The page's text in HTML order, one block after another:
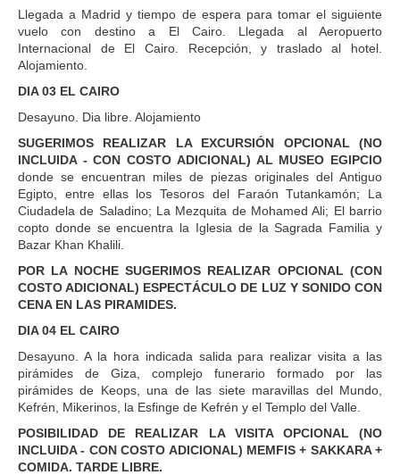
Llegada a Madrid y tiempo de espera para tomar el siguiente
vuelo con destino a El Cairo. Llegada al Aeropuerto
Internacional de El Cairo. Recepción, y traslado al hotel.
Alojamiento.
DIA 03 EL CAIRO
Desayuno. Dia libre. Alojamiento
SUGERIMOS REALIZAR LA EXCURSIÓN OPCIONAL (NO
INCLUIDA - CON COSTO ADICIONAL) AL MUSEO EGIPCIO
donde se encuentran miles de piezas originales del Antiguo
Egipto, entre ellas los Tesoros del Faraón Tutankamón; La
Ciudadela de Saladino; La Mezquita de Mohamed Ali; El barrio
copto donde se encuentra la Iglesia de la Sagrada Familia y
Bazar Khan Khalili.
POR LA NOCHE SUGERIMOS REALIZAR OPCIONAL (CON
COSTO ADICIONAL) ESPECTÁCULO DE LUZ Y SONIDO CON
CENA EN LAS PIRAMIDES.
DIA 04 EL CAIRO
Desayuno. A la hora indicada salida para realizar visita a las
pirámides de Giza, complejo funerario formado por las
pirámides de Keops, una de las siete maravillas del Mundo,
Kefrén, Mikerinos, la Esfinge de Kefrén y el Templo del Valle.
POSIBILIDAD DE REALIZAR LA VISITA OPCIONAL (NO
INCLUIDA - CON COSTO ADICIONAL) MEMFIS + SAKKARA +
COMIDA. TARDE LIBRE.